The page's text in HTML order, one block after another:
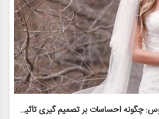
روانشناسی خرید لباس عروس: چگونه احساسات بر تصمیم گیری تأثیر می گذارد